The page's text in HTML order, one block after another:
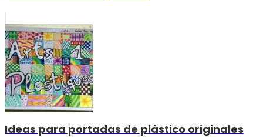
Ideas para portadas de plástico originales